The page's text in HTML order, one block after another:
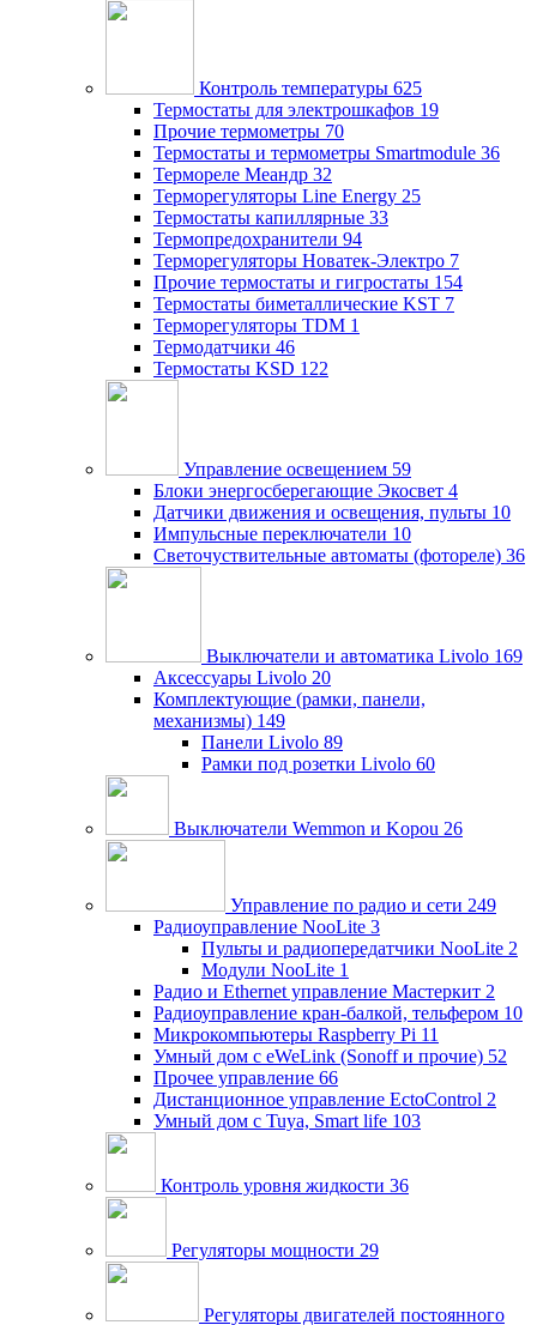
Контроль температуры 625
Термостаты для электрошкафов 19
Прочие термометры 70
Термостаты и термометры Smartmodule 36
Термореле Меандр 32
Терморегуляторы Line Energy 25
Термостаты капиллярные 33
Термопредохранители 94
Терморегуляторы Новатек-Электро 7
Прочие термостаты и гигростаты 154
Термостаты биметаллические KST 7
Терморегуляторы TDM 1
Термодатчики 46
Термостаты KSD 122
Управление освещением 59
Блоки энергосберегающие Экосвет 4
Датчики движения и освещения, пульты 10
Импульсные переключатели 10
Светочуствительные автоматы (фотореле) 36
Выключатели и автоматика Livolo 169
Аксессуары Livolo 20
Комплектующие (рамки, панели,
механизмы) 149
Панели Livolo 89
Рамки под розетки Livolo 60
Выключатели Wemmon и Kopou 26
Управление по радио и сети 249
Радиоуправление NooLite 3
Пульты и радиопередатчики NooLite 2
Модули NooLite 1
Радио и Ethernet управление Мастеркит 2
Радиоуправление кран-балкой, тельфером 10
Микрокомпьютеры Raspberry Pi 11
Умный дом c eWeLink (Sonoff и прочие) 52
Прочее управление 66
Дистанционное управление EctoControl 2
Умный дом с Tuya, Smart life 103
Контроль уровня жидкости 36
Регуляторы мощности 29
Регуляторы двигателей постоянного